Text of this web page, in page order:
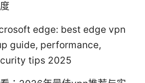
edge: best edge vpn
guide, performance,
tips 2025